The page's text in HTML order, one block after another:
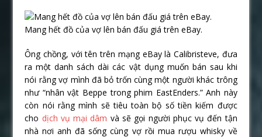
Mang hết đồ của vợ lên bán đấu giá trên eBay.
Ông chồng, với tên trên mạng eBay là Calibristeve, đưa
ra một danh sách dài các vật dụng muốn bán sau khi
nói rằng vợ mình đã bỏ trốn cùng một người khác trông
như “nhân vật Beppe trong phim EastEnders.” Anh này
còn nói rằng mình sẽ tiêu toàn bộ số tiền kiếm được
cho dịch vụ mại dâm và sẽ gọi người phục vụ đến tận
nhà nơi anh đã sống cùng vợ rồi mua rượu whisky về